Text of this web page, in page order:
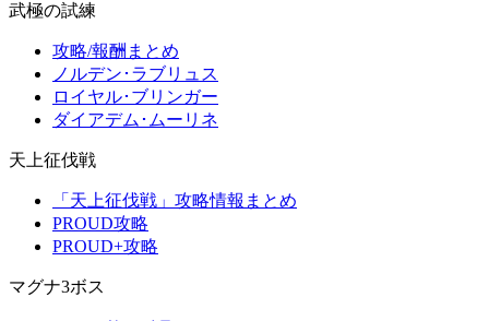
武極の試練
攻略/報酬まとめ
ノルデン･ラブリュス
ロイヤル･ブリンガー
ダイアデム･ムーリネ
天上征伐戦
「天上征伐戦」攻略情報まとめ
PROUD攻略
PROUD+攻略
マグナ3ボス